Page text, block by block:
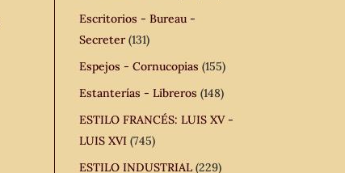
Escritorios - Bureau -
Secreter (131)
Espejos - Cornucopias (155)
Estanterías - Libreros (148)
ESTILO FRANCÉS: LUIS XV -
LUIS XVI (745)
ESTILO INDUSTRIAL (229)